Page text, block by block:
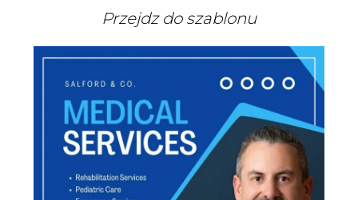
Przejdz do szablonu